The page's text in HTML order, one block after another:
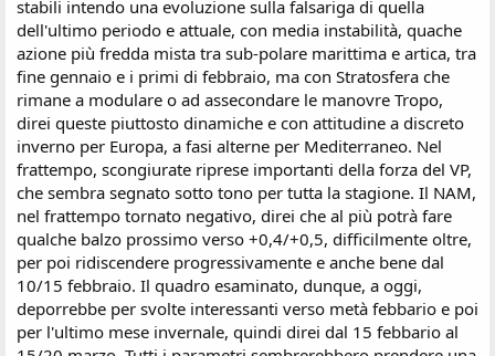
stabili intendo una evoluzione sulla falsariga di quella
dell'ultimo periodo e attuale, con media instabilità, quache
azione più fredda mista tra sub-polare marittima e artica, tra
fine gennaio e i primi di febbraio, ma con Stratosfera che
rimane a modulare o ad assecondare le manovre Tropo,
direi queste piuttosto dinamiche e con attitudine a discreto
inverno per Europa, a fasi alterne per Mediterraneo. Nel
frattempo, scongiurate riprese importanti della forza del VP,
che sembra segnato sotto tono per tutta la stagione. Il NAM,
nel frattempo tornato negativo, direi che al più potrà fare
qualche balzo prossimo verso +0,4/+0,5, difficilmente oltre,
per poi ridiscendere progressivamente e anche bene dal
10/15 febbraio. Il quadro esaminato, dunque, a oggi,
deporrebbe per svolte interessanti verso metà febbario e poi
per l'ultimo mese invernale, quindi direi dal 15 febbario al